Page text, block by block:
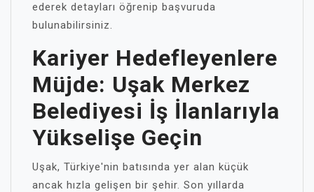
ederek detayları öğrenip başvuruda
bulunabilirsiniz.
Kariyer Hedefleyenlere
Müjde: Uşak Merkez
Belediyesi İş İlanlarıyla
Yükselişe Geçin
Uşak, Türkiye'nin batısında yer alan küçük
ancak hızla gelişen bir şehir. Son yıllarda